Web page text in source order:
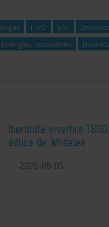
HVO SAF
Energías renovables
Iberdrola invertirá
eólica de Whitelee
2026-08-05